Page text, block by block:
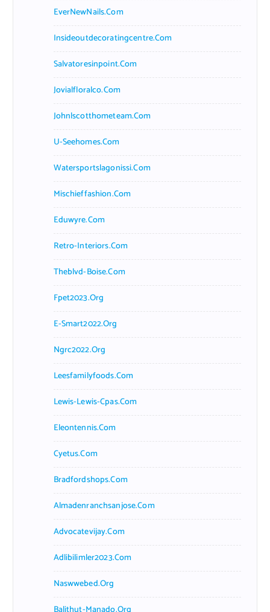
EverNewNails.com
Insideoutdecoratingcentre.com
Salvatoresinpoint.com
Jovialfloralco.com
Johnlscotthometeam.com
U-Seehomes.com
Watersportslagonissi.com
Mischieffashion.com
Eduwyre.com
Retro-Interiors.com
Theblvd-Boise.com
Fpet2023.org
E-Smart2022.org
Ngrc2022.org
Leesfamilyfoods.com
Lewis-Lewis-Cpas.com
Eleontennis.com
Cyetus.com
Bradfordshops.com
Almadenranchsanjose.com
Advocatevijay.com
Adlibilimler2023.com
Naswwebed.org